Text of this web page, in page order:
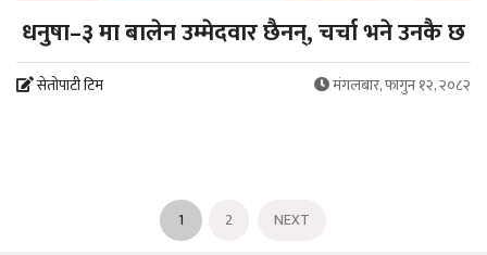
धनुषा–३ मा बालेन उम्मेदवार छैनन्, चर्चा भने उनकै छ
सेतोपाटी टिम मंगलबार, फागुन १२, २०८२
1 2 NEXT